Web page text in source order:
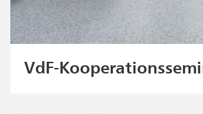
VdF-